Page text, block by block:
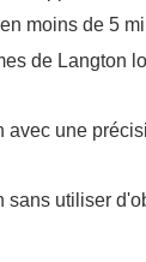
moins de 5
de Langton
avec une
sans utiliser